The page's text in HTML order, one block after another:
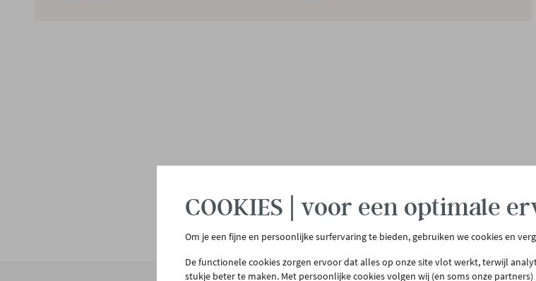
COOKIES | voor een optimale
Om je een fijne en persoonlijke surfervaring te bieden, gebruiken we cookies en
De functionele cookies zorgen ervoor dat alles op onze site vlot werkt, terwijl
stukje beter te maken. Met persoonlijke cookies volgen wij (en soms onze